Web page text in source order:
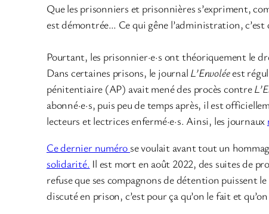
Que les prisonniers et prisonnières s’expriment,
est démontrée… Ce qui gêne l’administration,
Pourtant, les prisonnier·e·s ont théoriquement le
Dans certaines prisons, le journal L’Envoléeest
pénitentiaire (AP) avait mené des procès contre
abonné·e·s, puis peu de temps après, il est
lecteurs et lectrices enfermé·e·s. Ainsi, les journaux
Ce dernier numéro se voulait avant tout un
solidarité. Il est mort en août 2022, des suites de
refuse que ses compagnons de détention puissent
discuté en prison, c’est pour ça qu’on le fait et